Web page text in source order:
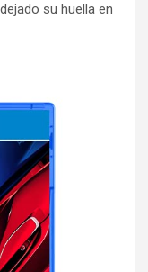
su huella en